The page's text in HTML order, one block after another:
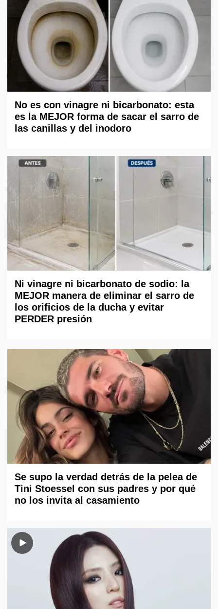
No es con vinagre ni bicarbonato: esta
es la MEJOR forma de sacar el sarro de
las canillas y del inodoro
Ni vinagre ni bicarbonato de sodio: la
MEJOR manera de eliminar el sarro de
los orificios de la ducha y evitar
PERDER presión
Se supo la verdad detrás de la pelea de
Tini Stoessel con sus padres y por qué
no los invita al casamiento